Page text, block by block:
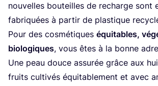
nou­velles bou­teilles de recharge sont
fabri­quées à par­tir de plas­tique
Pour des cos­mé­tiques équi­tables,
bio­lo­giques, vous êtes à la bonne
Une peau douce assu­rée grâce aux
fruits culti­vés équi­ta­ble­ment et avec